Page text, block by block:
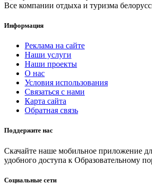
Все компании отдыха и туризма
Информация
Реклама на сайте
Наши услуги
Наши проекты
О нас
Условия использования
Связаться с нами
Карта сайта
Обратная связь
Поддержите нас
Скачайте наше мобильное приложение
удобного доступа к Образовательному
Социальные сети